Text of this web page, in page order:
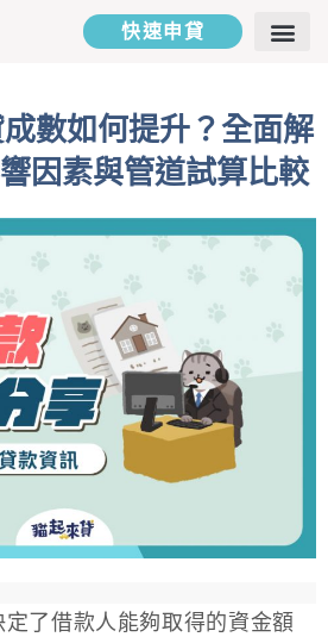
快速申貸
數如何提升？全面解
因素與管道試算比較
了借款人能夠取得的資金額